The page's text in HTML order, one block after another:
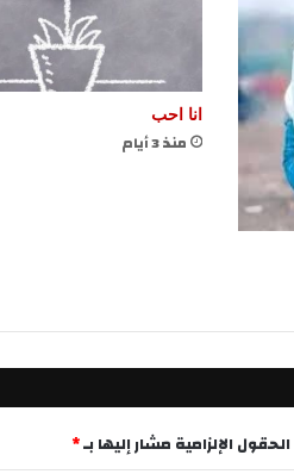
انا احب
منذ 3 أيام
الحقول الإلزامية مشار إليها بـ*